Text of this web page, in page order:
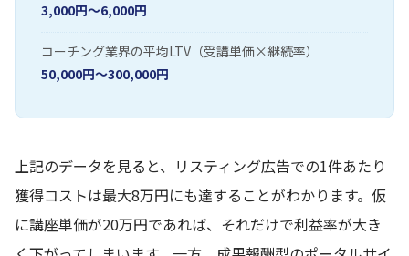
3,000円〜6,000円
コーチング業界の平均LTV（受講単価×継続率）
50,000円〜300,000円
上記のデータを見ると、リスティング広告での1件あたり
獲得コストは最大8万円にも達することがわかります。仮
に講座単価が20万円であれば、それだけで利益率が大き